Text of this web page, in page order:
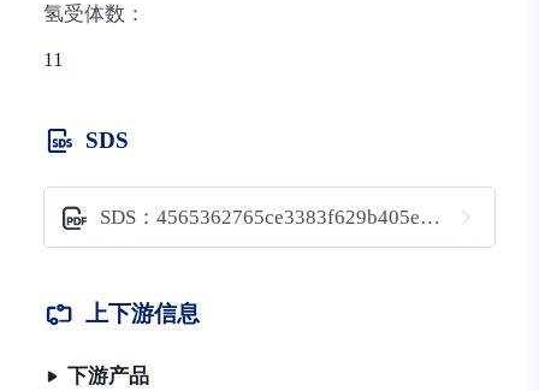
氢受体数：
11
SDS
SDS：4565362765ce3383f629b405e0b62539
上下游信息
下游产品